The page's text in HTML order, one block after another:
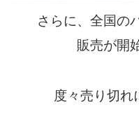
さらに、全国の
販売が開
度々売り切れ